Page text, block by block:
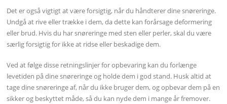
Det er også vigtigt at være forsigtig, når du håndterer dine snøreringe.
Undgå at rive eller trække i dem, da dette kan forårsage deformering
eller brud. Hvis du har snøreringe med sten eller perler, skal du være
særlig forsigtig for ikke at ridse eller beskadige dem.
Ved at følge disse retningslinjer for opbevaring kan du forlænge
levetiden på dine snøreringe og holde dem i god stand. Husk altid at
tage dine snøreringe af, når du ikke bruger dem, og opbevar dem på en
sikker og beskyttet måde, så du kan nyde dem i mange år fremover.